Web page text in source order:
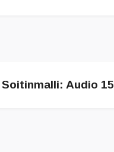
Audio 15